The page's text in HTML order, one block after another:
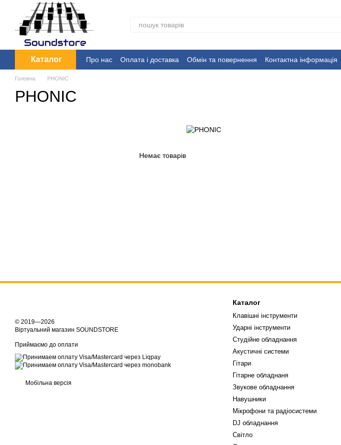
Перейти до основного контенту
Каталог Про нас Оплата і доставка Обмін та повернення Контактна інформація
Головна PHONIC
PHONIC
Немає товарів
© 2019—2026
Віртуальний магазин SOUNDSTORE
Приймаємо до оплати
Мобільна версія
Каталог
Клавішні інструменти
Ударні інструменти
Студійне обладнання
Акустичні системи
Гітари
Гітарне обладнаня
Звукове обладнання
Навушники
Мікрофони та радіосистеми
DJ обладнання
Світло